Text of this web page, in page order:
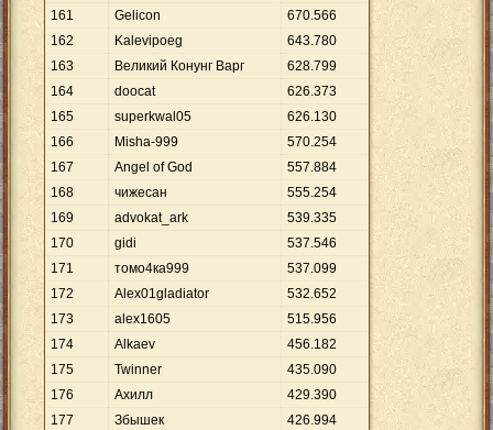
161
Gelicon 670.566
162
Kalevipoeg 643.780
163
Великий Конунг Варг 628.799
164
doocat 626.373
165
superkwal05 626.130
166
Misha-999 570.254
167
Angel of God 557.884
168
чижесан 555.254
169
advokat_ark 539.335
170
gidi 537.546
171
томо4ка999 537.099
172
Alex01gladiator 532.652
173
alex1605 515.956
174
Alkaev 456.182
175
Twinner 435.090
176
Ахилл 429.390
177
Збышек 426.994